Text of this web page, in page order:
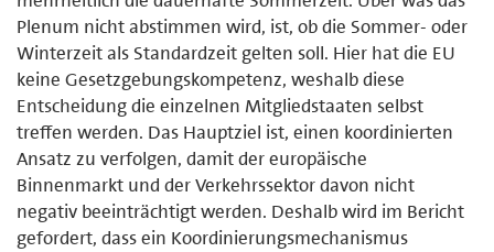
Plenum nicht abstimmen wird, ist, ob die Sommer- oder
Winterzeit als Standardzeit gelten soll. Hier hat die EU
keine Gesetzgebungskompetenz, weshalb diese
Entscheidung die einzelnen Mitgliedstaaten selbst
treffen werden. Das Hauptziel ist, einen koordinierten
Ansatz zu verfolgen, damit der europäische
Binnenmarkt und der Verkehrssektor davon nicht
negativ beeinträchtigt werden. Deshalb wird im Bericht
gefordert, dass ein Koordinierungsmechanismus